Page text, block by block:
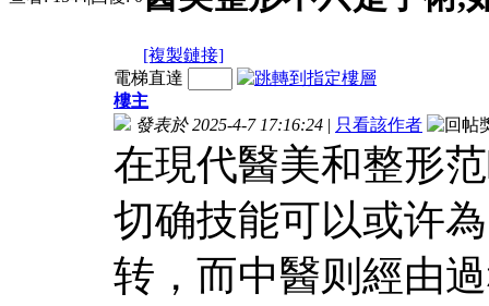
[複製鏈接]
電梯直達
樓主
發表於 2025-4-7 17:16:24 | 只看該作者
在現代醫美和整形
切确技能可以或许
转，而中醫则經由